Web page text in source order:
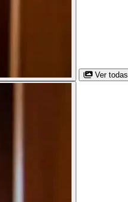
Ver todas